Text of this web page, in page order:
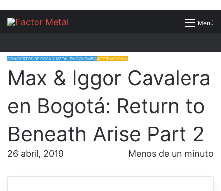
Menú
Buscar
CONCIERTOS DE ROCK Y METAL EN COLOMBIAINTERNACIONAL
Max & Iggor Cavalera
en Bogotá: Return to
Beneath Arise Part 2
26 abril, 2019 Menos de un minuto